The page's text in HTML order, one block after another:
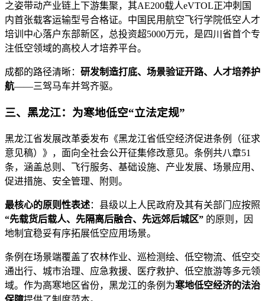
之姿带动产业链上下游集聚，其AE200载人eVTOL正冲刺国
内首张载客运输型号合格证。中国民用航空飞行学院低空人才
培训中心落户东部新区，总投资超5000万元，是四川省首个专
注低空领域的高校人才培养平台。
成都的路径清晰： 研发制造打底、场景验证开路、人才培养护
航——三驾马车并驾齐驱。
三、黑龙江：为寒地低空“立法定规”
黑龙江省发展改革委发布《黑龙江省低空经济促进条例（征求
意见稿）》，面向全社会公开征集修改意见。条例共八章51
条，涵盖总则、飞行服务、基础设施、产业发展、场景应用、
促进措施、安全管理、附则。
最核心的原则性表述：县级以上人民政府及其有关部门应按照
“先载货后载人、先隔离后融合、先远郊后城区” 的原则，因
地制宜稳妥有序拓展低空应用场景。
条例在场景端覆盖了农林作业、巡检测绘、低空物流、低空交
通出行、城市治理、应急救援、医疗救护、低空旅游等多元领
域。作为高寒地区省份，黑龙江的条例为寒地低空经济的法治